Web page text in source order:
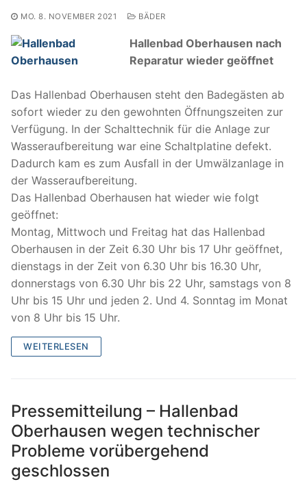
MO. 8. NOVEMBER 2021 BÄDER
Hallenbad Oberhausen nach
Reparatur wieder geöffnet
Das Hallenbad Oberhausen steht den Badegästen ab
sofort wieder zu den gewohnten Öffnungszeiten zur
Verfügung. In der Schalttechnik für die Anlage zur
Wasseraufbereitung war eine Schaltplatine defekt.
Dadurch kam es zum Ausfall in der Umwälzanlage in
der Wasseraufbereitung.
Das Hallenbad Oberhausen hat wieder wie folgt
geöffnet:
Montag, Mittwoch und Freitag hat das Hallenbad
Oberhausen in der Zeit 6.30 Uhr bis 17 Uhr geöffnet,
dienstags in der Zeit von 6.30 Uhr bis 16.30 Uhr,
donnerstags von 6.30 Uhr bis 22 Uhr, samstags von 8
Uhr bis 15 Uhr und jeden 2. Und 4. Sonntag im Monat
von 8 Uhr bis 15 Uhr.
WEITERLESEN
Pressemitteilung – Hallenbad
Oberhausen wegen technischer
Probleme vorübergehend
geschlossen